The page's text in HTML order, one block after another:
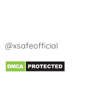
@xsafeofficial